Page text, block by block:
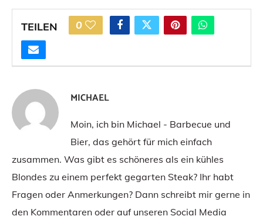
TEILEN 0
MICHAEL
Moin, ich bin Michael - Barbecue und
Bier, das gehört für mich einfach
zusammen. Was gibt es schöneres als ein kühles
Blondes zu einem perfekt gegarten Steak? Ihr habt
Fragen oder Anmerkungen? Dann schreibt mir gerne in
den Kommentaren oder auf unseren Social Media